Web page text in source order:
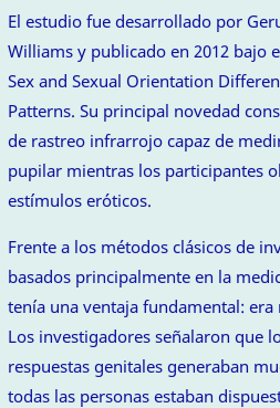
El estudio fue desarrollado por
Williams y publicado en 2012 bajo
Sex and Sexual Orientation
Patterns. Su principal novedad
de rastreo infrarrojo capaz de
pupilar mientras los participantes
estímulos eróticos.
Frente a los métodos clásicos de
basados principalmente en la
tenía una ventaja fundamental:
Los investigadores señalaron que
respuestas genitales generaban
todas las personas estaban